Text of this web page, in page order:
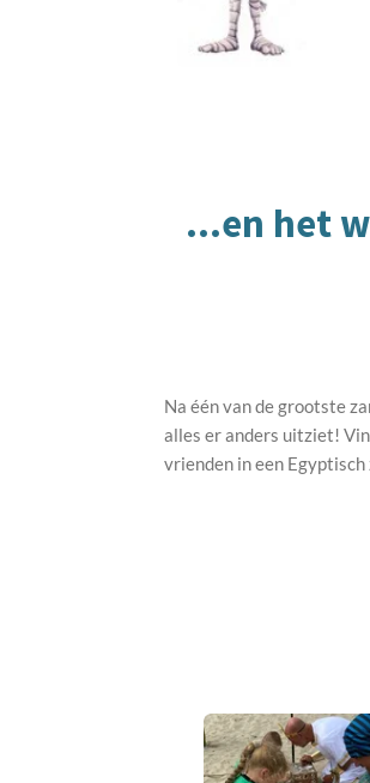
...en het
Na één van de grootste
alles er anders uitziet!
vrienden in een